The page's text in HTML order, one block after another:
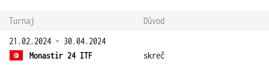
Turnaj
Důvod
21.02.2024 - 30.04.2024
Monastir 24 ITF
skreč